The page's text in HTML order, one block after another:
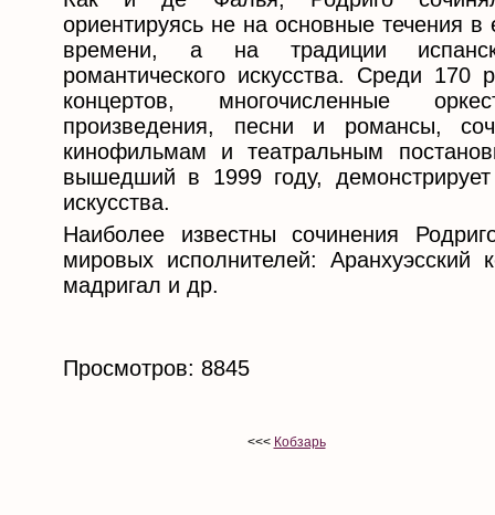
ориентируясь не на основные течения в
времени, а на традиции
романтического искусства. Среди
концертов, многочисленные
произведения, песни и романсы,
кинофильмам и театральным
вышедший в 1999 году,
искусства.
Наиболее известны сочинения
мировых исполнителей: Аранхуэсский
мадригал и др.
Просмотров: 8845
<<< Кобзарь